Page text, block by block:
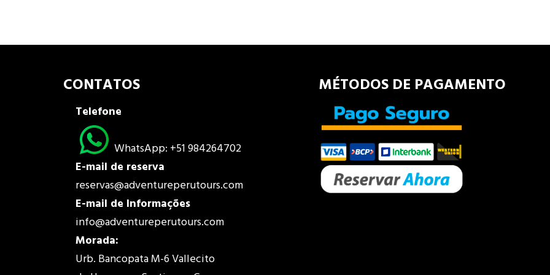
CONTATOS
Telefone
WhatsApp: +51 984264702
E-mail de reserva
reservas@adventureperutours.com
E-mail de Informações
info@adventureperutours.com
Morada:
Urb. Bancopata M-6 Vallecito
MÉTODOS DE PAGAMENTO